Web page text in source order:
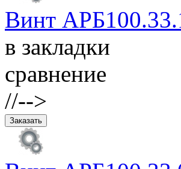
Винт
в закладки
сравнение
//-->